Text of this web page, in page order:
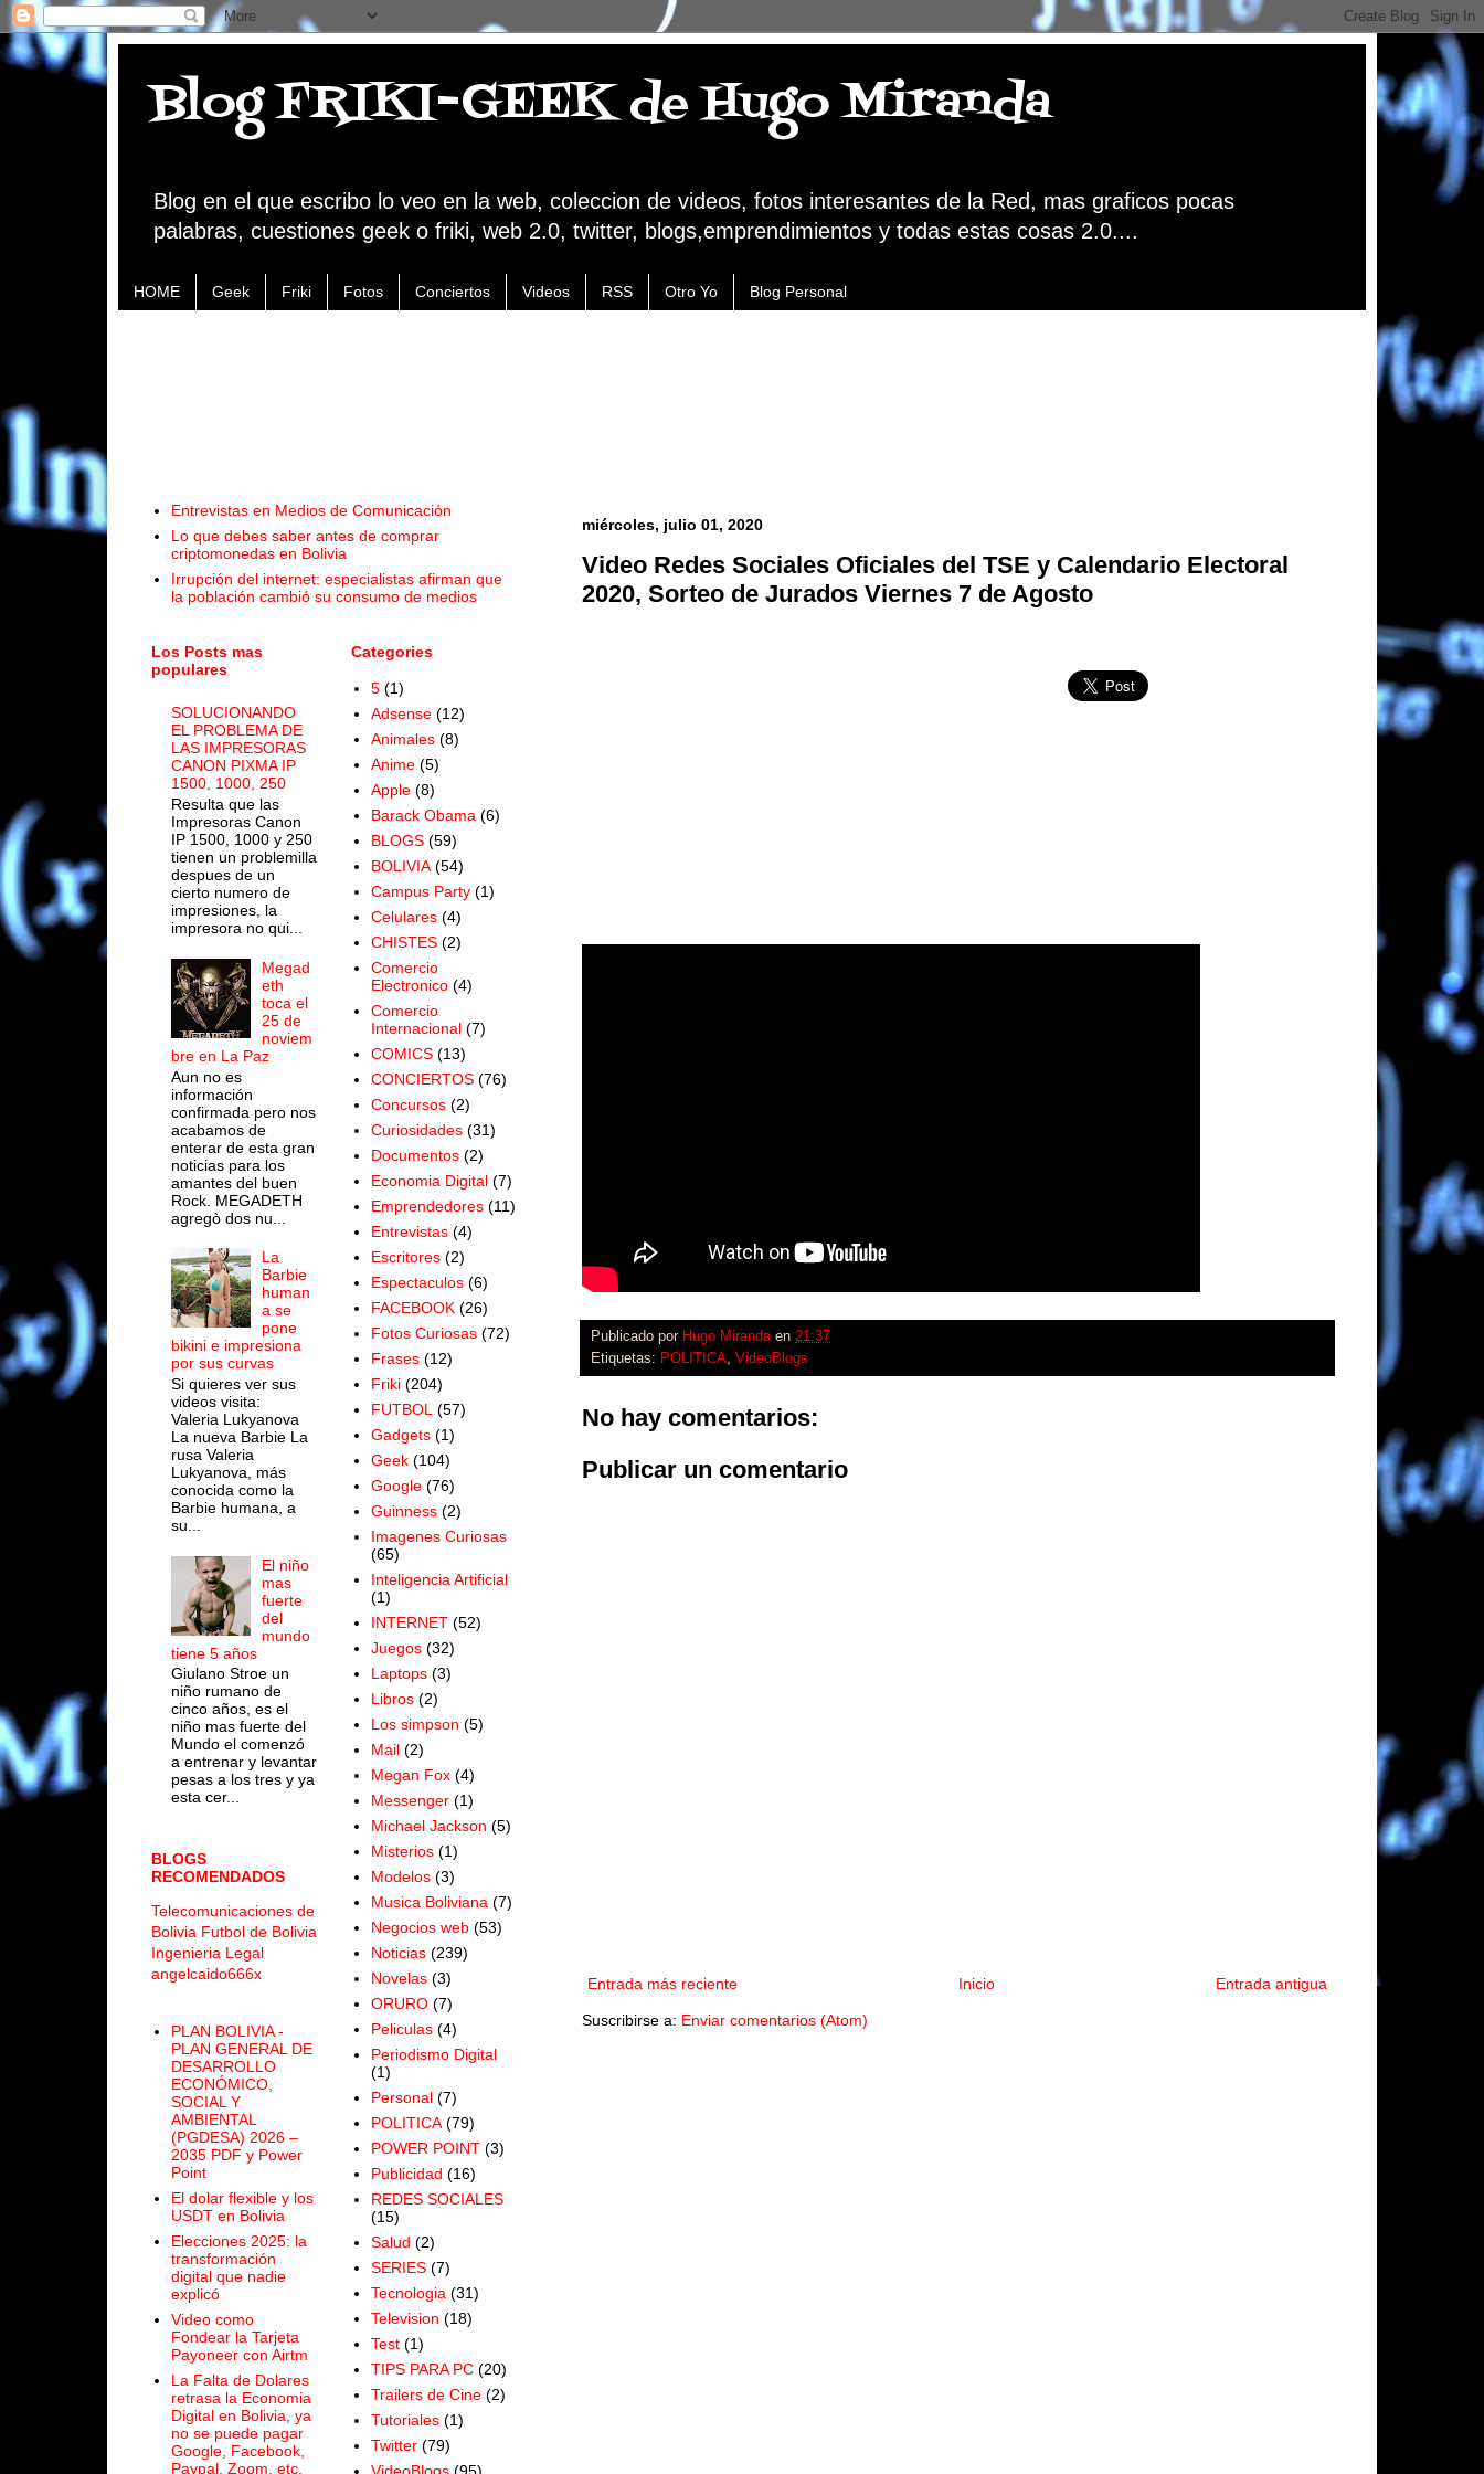
Blog FRIKI-GEEK de Hugo Miranda
Blog en el que escribo lo veo en la web, coleccion de videos, fotos interesantes de la Red, mas graficos pocas
palabras, cuestiones geek o friki, web 2.0, twitter, blogs,emprendimientos y todas estas cosas 2.0....
HOME Geek Friki Fotos Conciertos Videos RSS Otro Yo Blog Personal
miércoles, julio 01, 2020
Video Redes Sociales Oficiales del TSE y Calendario Electoral
2020, Sorteo de Jurados Viernes 7 de Agosto
Publicado por Hugo Miranda en 21:37
Etiquetas: POLITICA, VideoBlogs
No hay comentarios:
Publicar un comentario
Entrada más reciente Entrada antigua
Inicio
Suscribirse a: Enviar comentarios (Atom)
Entrevistas en Medios de Comunicación
Lo que debes saber antes de comprar
criptomonedas en Bolivia
Irrupción del internet: especialistas afirman que
la población cambió su consumo de medios
Los Posts mas
populares
SOLUCIONANDO
EL PROBLEMA DE
LAS IMPRESORAS
CANON PIXMA IP
1500, 1000, 250
Resulta que las
Impresoras Canon
IP 1500, 1000 y 250
tienen un problemilla
despues de un
cierto numero de
impresiones, la
impresora no qui...
Megad
eth
toca el
25 de
noviem
bre en La Paz
Aun no es
información
confirmada pero nos
acabamos de
enterar de esta gran
noticias para los
amantes del buen
Rock. MEGADETH
agregò dos nu...
La
Barbie
human
a se
pone
bikini e impresiona
por sus curvas
Si quieres ver sus
videos visita:
Valeria Lukyanova
La nueva Barbie La
rusa Valeria
Lukyanova, más
conocida como la
Barbie humana, a
su...
El niño
mas
fuerte
del
mundo
tiene 5 años
Giulano Stroe un
niño rumano de
cinco años, es el
niño mas fuerte del
Mundo el comenzó
a entrenar y levantar
pesas a los tres y ya
esta cer...
BLOGS
RECOMENDADOS
Telecomunicaciones de
Bolivia Futbol de Bolivia
Ingenieria Legal
angelcaido666x
PLAN BOLIVIA -
PLAN GENERAL DE
DESARROLLO
ECONÓMICO,
SOCIAL Y
AMBIENTAL
(PGDESA) 2026 –
2035 PDF y Power
Point
El dolar flexible y los
USDT en Bolivia
Elecciones 2025: la
transformación
digital que nadie
explicó
Video como
Fondear la Tarjeta
Payoneer con Airtm
La Falta de Dolares
retrasa la Economia
Digital en Bolivia, ya
no se puede pagar
Google, Facebook,
Paypal, Zoom, etc.
Categories
5 (1)
Adsense (12)
Animales (8)
Anime (5)
Apple (8)
Barack Obama (6)
BLOGS (59)
BOLIVIA (54)
Campus Party (1)
Celulares (4)
CHISTES (2)
Comercio
Electronico (4)
Comercio
Internacional (7)
COMICS (13)
CONCIERTOS (76)
Concursos (2)
Curiosidades (31)
Documentos (2)
Economia Digital (7)
Emprendedores (11)
Entrevistas (4)
Escritores (2)
Espectaculos (6)
FACEBOOK (26)
Fotos Curiosas (72)
Frases (12)
Friki (204)
FUTBOL (57)
Gadgets (1)
Geek (104)
Google (76)
Guinness (2)
Imagenes Curiosas
(65)
Inteligencia Artificial
(1)
INTERNET (52)
Juegos (32)
Laptops (3)
Libros (2)
Los simpson (5)
Mail (2)
Megan Fox (4)
Messenger (1)
Michael Jackson (5)
Misterios (1)
Modelos (3)
Musica Boliviana (7)
Negocios web (53)
Noticias (239)
Novelas (3)
ORURO (7)
Peliculas (4)
Periodismo Digital
(1)
Personal (7)
POLITICA (79)
POWER POINT (3)
Publicidad (16)
REDES SOCIALES
(15)
Salud (2)
SERIES (7)
Tecnologia (31)
Television (18)
Test (1)
TIPS PARA PC (20)
Trailers de Cine (2)
Tutoriales (1)
Twitter (79)